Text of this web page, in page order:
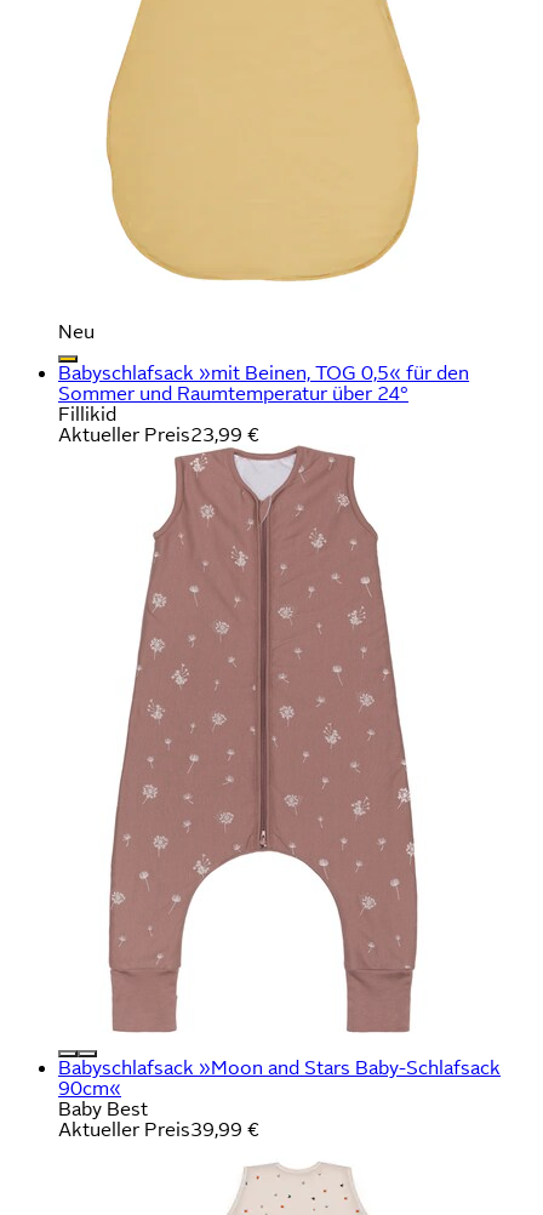
Neu
Babyschlafsack »mit Beinen, TOG 0,5« für den
Sommer und Raumtemperatur über 24°
Fillikid
Aktueller Preis23,99 €
Babyschlafsack »Moon and Stars Baby-Schlafsack
90cm«
Baby Best
Aktueller Preis39,99 €